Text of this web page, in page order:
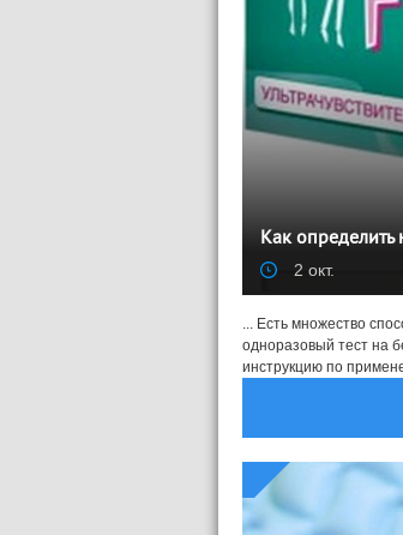
Как определить
2 окт.
... Есть множество
одноразовый тест на
инструкцию по